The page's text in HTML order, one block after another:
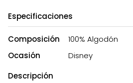
Especificaciones
Composición
100% Algodón
Ocasión
Disney
Descripción